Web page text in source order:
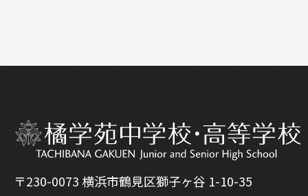
〒230-0073 横浜市鶴見区獅子ヶ谷 1-10-35